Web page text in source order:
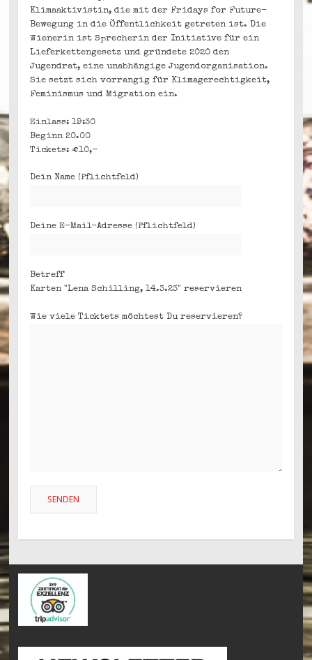
Klimaaktivistin, die mit der Fridays for Future-
Bewegung in die Öffentlichkeit getreten ist. Die
Wienerin ist Sprecherin der Initiative für ein
Lieferkettengesetz und gründete 2020 den
Jugendrat, eine unabhängige Jugendorganisation.
Sie setzt sich vorrangig für Klimagerechtigkeit,
Feminismus und Migration ein.
Einlass: 19:30
Beginn 20.00
Tickets: €10,-
Dein Name (Pflichtfeld)
Deine E-Mail-Adresse (Pflichtfeld)
Betreff
Karten "Lena Schilling, 14.3.23" reservieren
Wie viele Ticktets möchtest Du reservieren?